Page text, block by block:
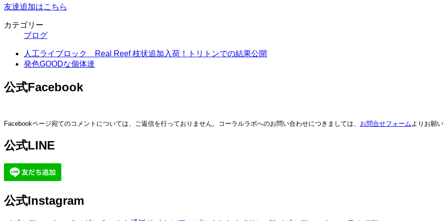
友達追加はこちら
カテゴリー
ブログ
人工ライブロック Real Reef 枝状追加入荷！トリトンでの結果公開
発色GOODな個体達
公式Facebook
Facebookページ宛てのコメントについては、ご返信を行っておりません。コーラルラボへのお問い合わせにつきましては、 お問合せフォーム よりお願
公式LINE
公式Instagram